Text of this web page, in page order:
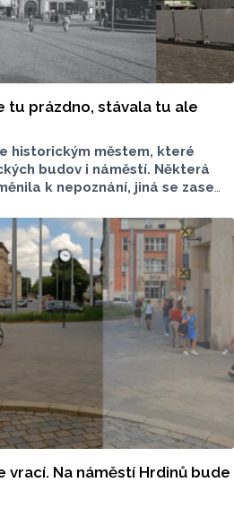
tu prázdno, stávala tu ale
historickým městem, které
budov i náměstí. Některá
k nepoznání, jiná se zase
některá místa navštívil.
jsou.
Na náměstí Hrdinů bude